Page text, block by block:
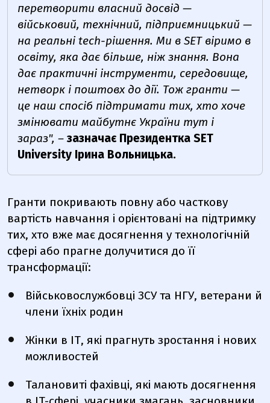
перетворити власний досвід —
військовий, технічний, підприємницький —
на реальні tech-рішення. Ми в SET віримо в
освіту, яка дає більше, ніж знання. Вона
дає практичні інструменти, середовище,
нетворк і поштовх до дії. Тож гранти —
це наш спосіб підтримати тих, хто хоче
змінювати майбутнє України тут і
зараз", – зазначає Президентка SET
University Ірина Вольницька.
Гранти покривають повну або часткову
вартість навчання і орієнтовані на підтримку
тих, хто вже має досягнення у технологічній
сфері або прагне долучитися до її
трансформації:
Військовослужбовці ЗСУ та НГУ, ветерани й
члени їхніх родин
Жінки в ІТ, які прагнуть зростання і нових
можливостей
Талановиті фахівці, які мають досягнення